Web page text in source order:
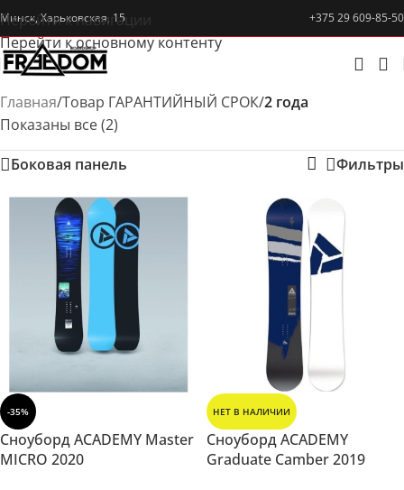
Перейти к навигации
Перейти к основному контенту
Минск, Харьковская, 15 +375 29 609-85-50
Главная/Товар ГАРАНТИЙНЫЙ СРОК/2 года
Показаны все (2)
Боковая панель
Фильтры
-35%
Сноуборд ACADEMY Master
MICRO 2020
НЕТ В НАЛИЧИИ
Сноуборд ACADEMY
Graduate Camber 2019